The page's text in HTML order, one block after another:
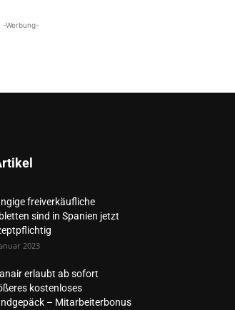
-Werbung-
freiverkäufliche
sind in Spanien jetzt
2023
erlaubt ab sofort
kostenloses
– Mitarbeiterbonus